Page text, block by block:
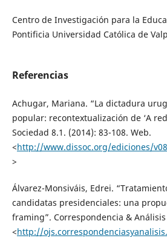
Centro de Investigación para la
Pontificia Universidad Católica de
Referencias
Achugar, Mariana. “La dictadura
popular: recontextualización de ‘A
Sociedad 8.1. (2014): 83-108. Web.
<http://www.dissoc.org/ediciones/
>
Álvarez-Monsiváis, Edrei.
candidatas presidenciales: una
framing”. Correspondencia & Análisis
<http://